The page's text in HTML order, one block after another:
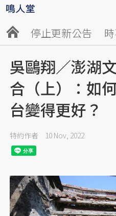
停止更新公告
吳鷗翔／澎湖
合（上）：如
台變得更好？
特約作者 10 Nov, 2022